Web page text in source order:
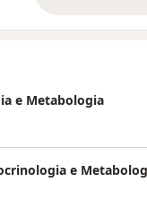
e Metabologia
e